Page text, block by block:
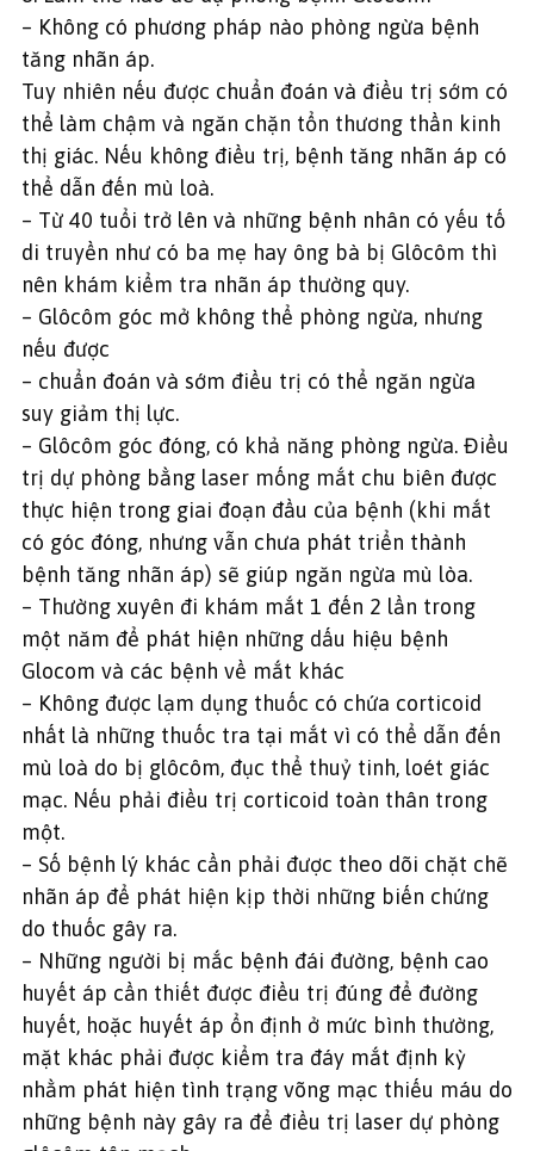
– Không có phương pháp nào phòng ngừa bệnh
tăng nhãn áp.
Tuy nhiên nếu được chuẩn đoán và điều trị sớm có
thể làm chậm và ngăn chặn tổn thương thần kinh
thị giác. Nếu không điều trị, bệnh tăng nhãn áp có
thể dẫn đến mù loà.
– Từ 40 tuổi trở lên và những bệnh nhân có yếu tố
di truyền như có ba mẹ hay ông bà bị Glôcôm thì
nên khám kiểm tra nhãn áp thường quy.
– Glôcôm góc mở không thể phòng ngừa, nhưng
nếu được
– chuẩn đoán và sớm điều trị có thể ngăn ngừa
suy giảm thị lực.
– Glôcôm góc đóng, có khả năng phòng ngừa. Điều
trị dự phòng bằng laser mống mắt chu biên được
thực hiện trong giai đoạn đầu của bệnh (khi mắt
có góc đóng, nhưng vẫn chưa phát triển thành
bệnh tăng nhãn áp) sẽ giúp ngăn ngừa mù lòa.
– Thường xuyên đi khám mắt 1 đến 2 lần trong
một năm để phát hiện những dấu hiệu bệnh
Glocom và các bệnh về mắt khác
– Không được lạm dụng thuốc có chứa corticoid
nhất là những thuốc tra tại mắt vì có thể dẫn đến
mù loà do bị glôcôm, đục thể thuỷ tinh, loét giác
mạc. Nếu phải điều trị corticoid toàn thân trong
một.
– Số bệnh lý khác cần phải được theo dõi chặt chẽ
nhãn áp để phát hiện kịp thời những biến chứng
do thuốc gây ra.
– Những người bị mắc bệnh đái đường, bệnh cao
huyết áp cần thiết được điều trị đúng để đường
huyết, hoặc huyết áp ổn định ở mức bình thường,
mặt khác phải được kiểm tra đáy mắt định kỳ
nhằm phát hiện tình trạng võng mạc thiếu máu do
những bệnh này gây ra để điều trị laser dự phòng